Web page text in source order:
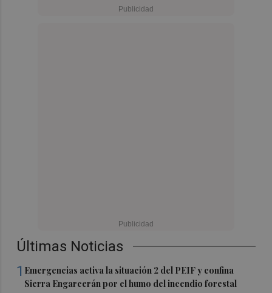
Últimas Noticias
1 Emergencias activa la situación 2 del PEIF y confina
Sierra Engarcerán por el humo del incendio forestal